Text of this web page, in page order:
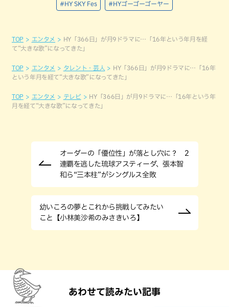
#HY SKY Fes #HYゴーゴーゴーヤー
TOP エンタメ
HY「366日」が月9ドラマに…「16年という年月を経
て“大きな歌”になってきた」
TOP エンタメ タレント・芸人
HY「366日」が月9ドラマに…「16年
という年月を経て“大きな歌”になってきた」
TOP エンタメ テレビ
HY「366日」が月9ドラマに…「16年という年
月を経て“大きな歌”になってきた」
オーダーの「優位性」が落とし穴に？ 2
連覇を逃した琉球アスティーダ、張本智
和ら“三本柱”がシングルス全敗
幼いころの夢とこれから挑戦してみたい
こと【小林美沙希のみさきいろ】
あわせて読みたい記事